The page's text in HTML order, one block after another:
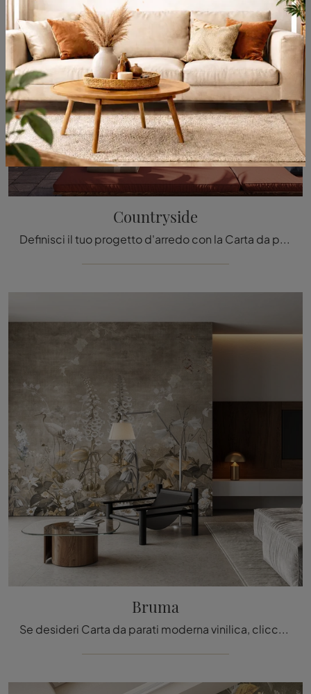
Countryside
Definisci il tuo progetto d'arredo con la Carta da parati vinilica: se cerchi una soluzione moderna, Countryside fa per te.
Bruma
Se desideri Carta da parati moderna vinilica, clicca e scopri di più sulle diverse soluzioni di Inkiostro Bianco come il modello Bruma.